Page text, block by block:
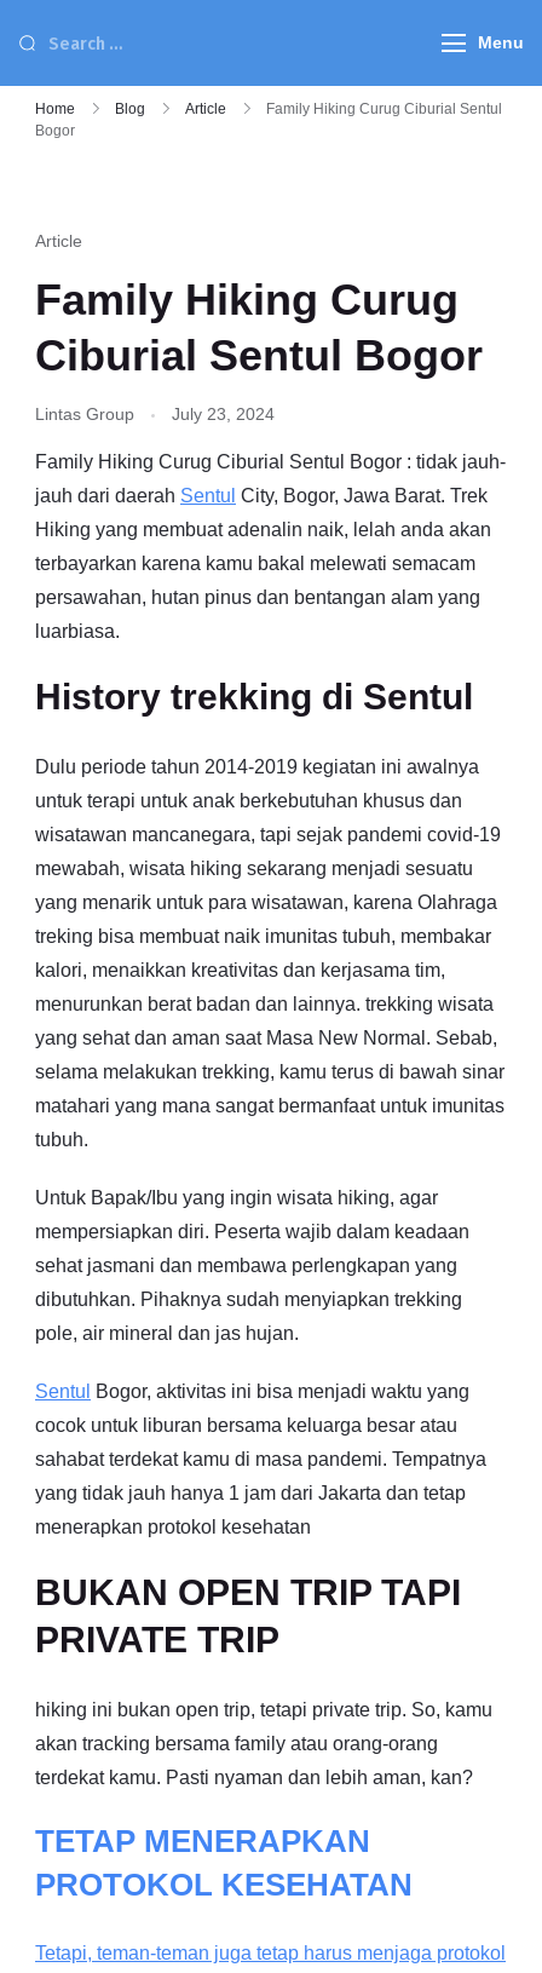
Menu
Home Blog Article
Family Hiking Curug Ciburial Sentul
Bogor
Article
Family Hiking Curug
Ciburial Sentul Bogor
Lintas Group July 23, 2024
Family Hiking Curug Ciburial Sentul Bogor : tidak jauh-
jauh dari daerah Sentul City, Bogor, Jawa Barat. Trek
Hiking yang membuat adenalin naik, lelah anda akan
terbayarkan karena kamu bakal melewati semacam
persawahan, hutan pinus dan bentangan alam yang
luarbiasa.
History trekking di Sentul
Dulu periode tahun 2014-2019 kegiatan ini awalnya
untuk terapi untuk anak berkebutuhan khusus dan
wisatawan mancanegara, tapi sejak pandemi covid-19
mewabah, wisata hiking sekarang menjadi sesuatu
yang menarik untuk para wisatawan, karena Olahraga
treking bisa membuat naik imunitas tubuh, membakar
kalori, menaikkan kreativitas dan kerjasama tim,
menurunkan berat badan dan lainnya. trekking wisata
yang sehat dan aman saat Masa New Normal. Sebab,
selama melakukan trekking, kamu terus di bawah sinar
matahari yang mana sangat bermanfaat untuk imunitas
tubuh.
Untuk Bapak/Ibu yang ingin wisata hiking, agar
mempersiapkan diri. Peserta wajib dalam keadaan
sehat jasmani dan membawa perlengkapan yang
dibutuhkan. Pihaknya sudah menyiapkan trekking
pole, air mineral dan jas hujan.
Sentul
Bogor, aktivitas ini bisa menjadi waktu yang
cocok untuk liburan bersama keluarga besar atau
sahabat terdekat kamu di masa pandemi. Tempatnya
yang tidak jauh hanya 1 jam dari Jakarta dan tetap
menerapkan protokol kesehatan
BUKAN OPEN TRIP TAPI
PRIVATE TRIP
hiking ini bukan open trip, tetapi private trip. So, kamu
akan tracking bersama family atau orang-orang
terdekat kamu. Pasti nyaman dan lebih aman, kan?
TETAP MENERAPKAN
PROTOKOL KESEHATAN
Tetapi, teman-teman juga tetap harus menjaga protokol